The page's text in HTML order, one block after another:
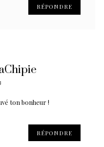
RÉPONDRE
ton bonheur !
RÉPONDRE